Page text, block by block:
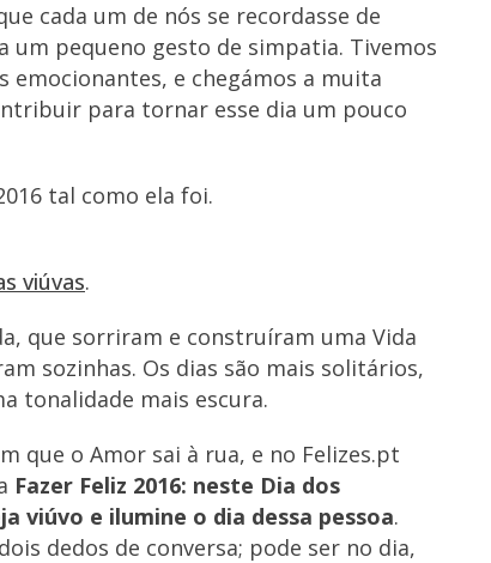
cada um de nós se recordasse de
um pequeno gesto de simpatia. Tivemos
e chegámos a muita
para tornar esse dia um pouco
tal como ela foi.
viúvas.
que sorriram e construíram uma Vida
sozinhas. Os dias são mais solitários,
tonalidade mais escura.
que o Amor sai à rua, e no Felizes.pt
Fazer Feliz 2016: neste Dia dos
viúvo e ilumine o dia dessa pessoa.
dedos de conversa; pode ser no dia,